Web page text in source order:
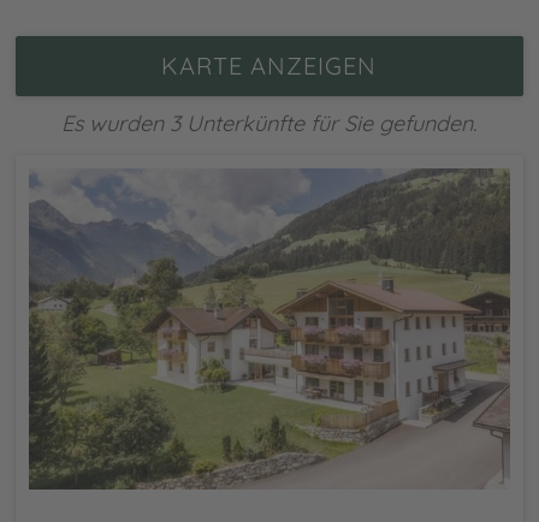
KARTE ANZEIGEN
Es wurden 3 Unterkünfte für Sie gefunden.